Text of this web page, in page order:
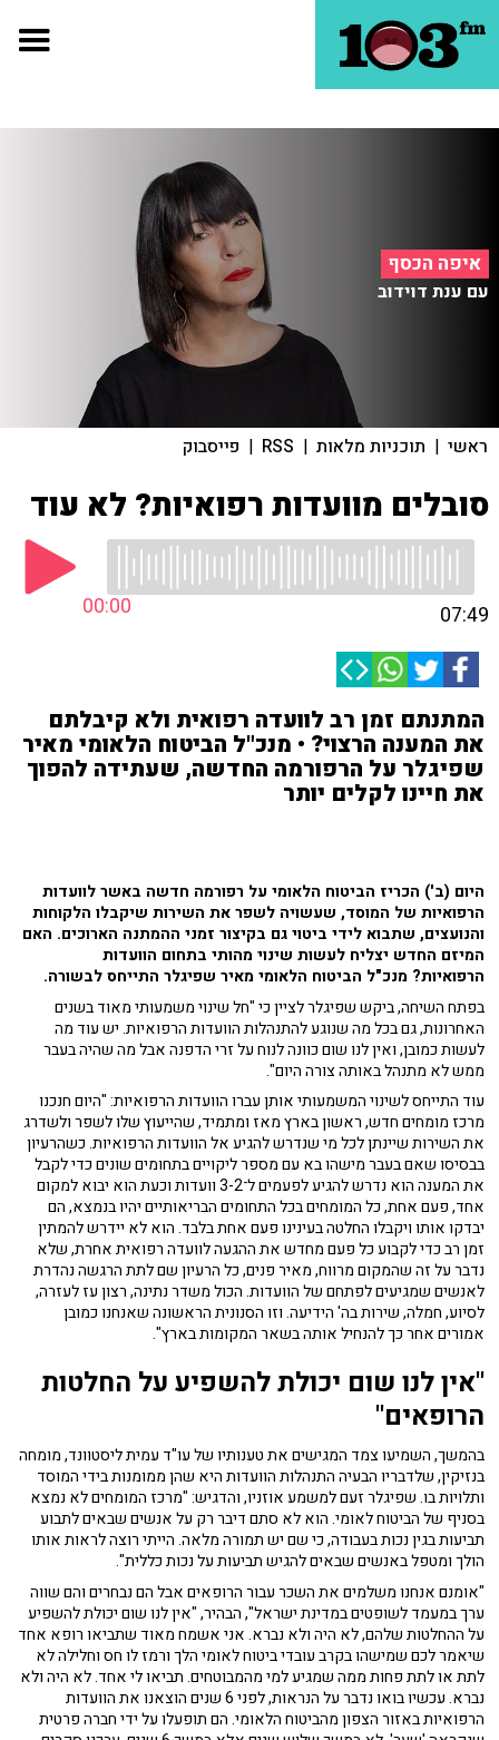
איפה הכסף
עם ענת דוידוב
ראשי | תוכניות מלאות |
RSS
| פייסבוק
סובלים מוועדות רפואיות? לא עוד
00:00 07:49
המתנתם זמן רב לוועדה רפואית ולא קיבלתם
את המענה הרצוי? • מנכ"ל הביטוח הלאומי מאיר
שפיגלר על הרפורמה החדשה, שעתידה להפוך
את חיינו לקלים יותר
היום (ב') הכריז הביטוח הלאומי על רפורמה חדשה באשר לוועדות
הרפואיות של המוסד, שעשויה לשפר את השירות שיקבלו הלקוחות
והנועצים, שתבוא לידי ביטוי גם בקיצור זמני ההמתנה הארוכים. האם
המיזם החדש יצליח לעשות שינוי מהותי בתחום הוועדות
הרפואיות? מנכ"ל הביטוח הלאומי מאיר שפיגלר התייחס לבשורה.
בפתח השיחה, ביקש שפיגלר לציין כי "חל שינוי משמעותי מאוד בשנים
האחרונות, גם בכל מה שנוגע להתנהלות הוועדות הרפואיות. יש עוד מה
לעשות כמובן, ואין לנו שום כוונה לנוח על זרי הדפנה אבל מה שהיה בעבר
ממש לא מתנהל באותה צורה היום".
עוד התייחס לשינוי המשמעותי אותן עברו הוועדות הרפואיות: "היום חנכנו
מרכז מומחים חדש, ראשון בארץ מאז ומתמיד, שהייעוץ שלו לשפר ולשדרג
את השירות שיינתן לכל מי שנדרש להגיע אל הוועדות הרפואיות. כשהרעיון
בבסיסו שאם בעבר מישהו בא עם מספר ליקויים בתחומים שונים כדי לקבל
את המענה הוא נדרש להגיע לפעמים ל־3-2 וועדות וכעת הוא יבוא למקום
אחד, פעם אחת, כל המומחים בכל התחומים הבריאותיים יהיו בנמצא, הם
יבדקו אותו ויקבלו החלטה בעינינו פעם אחת בלבד. הוא לא יידרש להמתין
זמן רב כדי לקבוע כל פעם מחדש את ההגעה לוועדה רפואית אחרת, שלא
נדבר על זה שהמקום מרווח, מאיר פנים, כל הרעיון שם לתת הרגשה נהדרת
לאנשים שמגיעים לפתחם של הוועדות. הכול משדר נתינה, רצון עז לעזרה,
לסיוע, חמלה, שירות בה' הידיעה. וזו הסנונית הראשונה שאנחנו כמובן
אמורים אחר כך להנחיל אותה בשאר המקומות בארץ".
"אין לנו שום יכולת להשפיע על החלטות
הרופאים"
בהמשך, השמיעו צמד המגישים את טענותיו של עו"ד עמית ליסטוונד, מומחה
בנזיקין, שלדבריו הבעיה התנהלות הוועדות היא שהן ממומנות בידי המוסד
ותלויות בו. שפיגלר זעם למשמע אוזניו, והדגיש: "מרכז המומחים לא נמצא
בסניף של הביטוח לאומי. הוא לא סתם דיבר רק על אנשים שבאים לתבוע
תביעות בגין נכות בעבודה, כי שם יש תמורה מלאה. הייתי רוצה לראות אותו
הולך ומטפל באנשים שבאים להגיש תביעות על נכות כללית".
"אומנם אנחנו משלמים את השכר עבור הרופאים אבל הם נבחרים והם שווה
ערך במעמד לשופטים במדינת ישראל", הבהיר, "אין לנו שום יכולת להשפיע
על ההחלטות שלהם, לא היה ולא נברא. אני אשמח מאוד שתביאו רופא אחד
שיאמר לכם שמישהו בקרב עובדי ביטוח לאומי הלך ורמז לו חס וחלילה לא
לתת או לתת פחות ממה שמגיע למי מהמבוטחים. תביאו לי אחד. לא היה ולא
נברא. עכשיו בואו נדבר על הנראות, לפני 6 שנים הוצאנו את הוועדות
הרפואיות באזור הצפון מהביטוח הלאומי. הם תופעלו על ידי חברה פרטית